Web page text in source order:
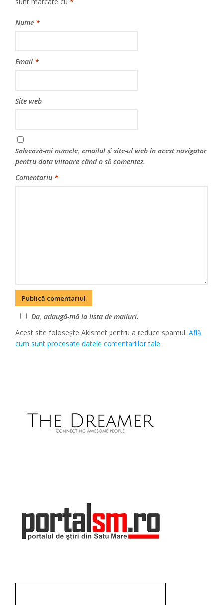
Nume *
Email *
Site web
Salvează-mi numele, emailul și site-ul web în acest navigator
pentru data viitoare când o să comentez.
Comentariu *
Da, adaugă-mă la lista de mailuri.
Acest site folosește Akismet pentru a reduce spamul.Află
cum sunt procesate datele comentariilor tale.